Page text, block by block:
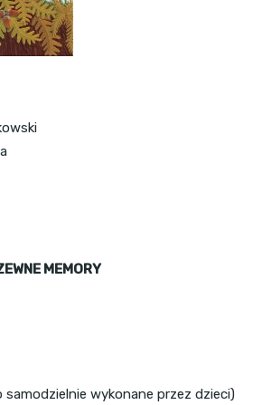
MEMORY
samodzielnie wykonane przez dzieci)